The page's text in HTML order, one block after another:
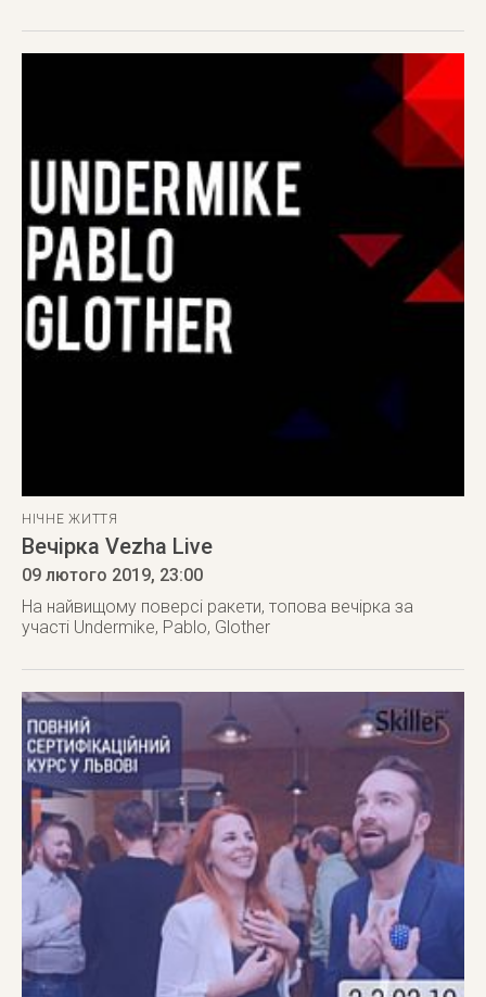
НІЧНЕ ЖИТТЯ
Вечірка Vezha Live
09 лютого 2019, 23:00
На найвищому поверсі ракети, топова вечірка за
участі Undermike, Pablo, Glother